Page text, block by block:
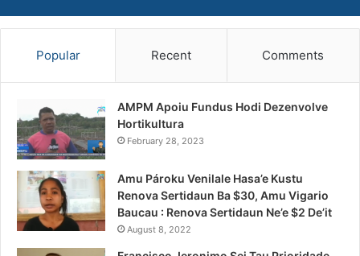
Popular Recent Comments
AMPM Apoiu Fundus Hodi Dezenvolve
Hortikultura
February 28, 2023
Amu Pároku Venilale Hasa’e Kustu
Renova Sertidaun Ba $30, Amu Vigario
Baucau : Renova Sertidaun Ne’e $2 De’it
August 8, 2022